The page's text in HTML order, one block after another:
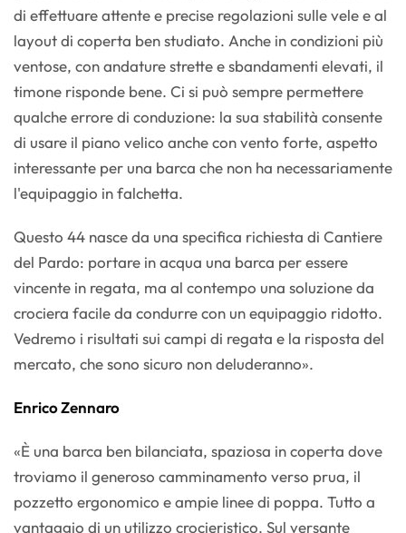
di effettuare attente e precise regolazioni sulle vele e al
layout di coperta ben studiato. Anche in condizioni più
ventose, con andature strette e sbandamenti elevati, il
timone risponde bene. Ci si può sempre permettere
qualche errore di conduzione: la sua stabilità consente
di usare il piano velico anche con vento forte, aspetto
interessante per una barca che non ha necessariamente
l'equipaggio in falchetta.
Questo 44 nasce da una specifica richiesta di Cantiere
del Pardo: portare in acqua una barca per essere
vincente in regata, ma al contempo una soluzione da
crociera facile da condurre con un equipaggio ridotto.
Vedremo i risultati sui campi di regata e la risposta del
mercato, che sono sicuro non deluderanno».
Enrico Zennaro
«È una barca ben bilanciata, spaziosa in coperta dove
troviamo il generoso camminamento verso prua, il
pozzetto ergonomico e ampie linee di poppa. Tutto a
vantaggio di un utilizzo crocieristico. Sul versante